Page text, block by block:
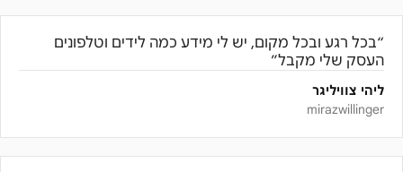
“בכל רגע ובכל מקום, יש לי מידע כמה לידים וטלפונים
העסק שלי מקבל”
ליהי צוויליגר
mirazwillinger